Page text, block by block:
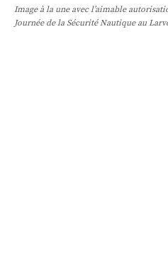
Image à la une avec l’aimable
Journée de la Sécurité Nautique au